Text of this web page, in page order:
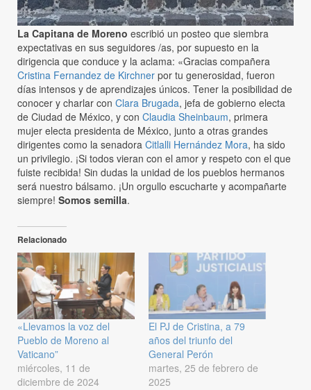
La Capitana de Moreno escribió un posteo que siembra
expectativas en sus seguidores /as, por supuesto en la
dirigencia que conduce y la aclama: «Gracias compañera
Cristina Fernandez de Kirchner por tu generosidad, fueron
días intensos y de aprendizajes únicos. Tener la posibilidad de
conocer y charlar con Clara Brugada, jefa de gobierno electa
de Ciudad de México, y con Claudia Sheinbaum, primera
mujer electa presidenta de México, junto a otras grandes
dirigentes como la senadora Citlalli Hernández Mora, ha sido
un privilegio. ¡Si todos vieran con el amor y respeto con el que
fuiste recibida! Sin dudas la unidad de los pueblos hermanos
será nuestro bálsamo. ¡Un orgullo escucharte y acompañarte
siempre! Somos semilla.
Relacionado
«Llevamos la voz del
Pueblo de Moreno al
Vaticano”
miércoles, 11 de
diciembre de 2024
El PJ de Cristina, a 79
años del triunfo del
General Perón
martes, 25 de febrero de
2025